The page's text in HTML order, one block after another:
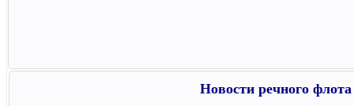
Новости речного